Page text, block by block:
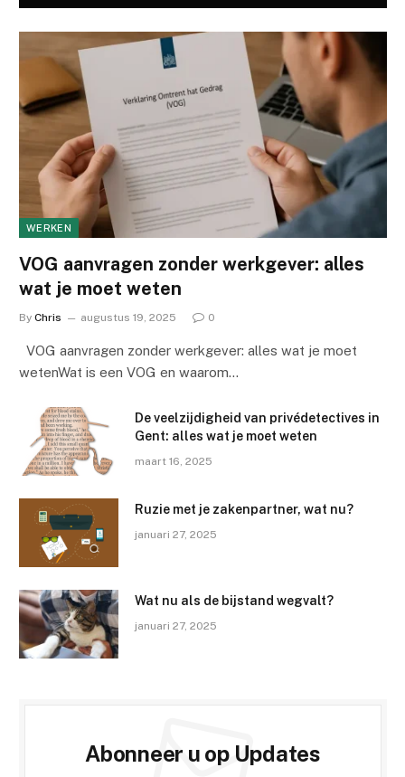
WERKEN
VOG aanvragen zonder werkgever: alles
wat je moet weten
By Chris augustus 19, 2025 0
VOG aanvragen zonder werkgever: alles wat je moet
wetenWat is een VOG en waarom…
De veelzijdigheid van privédetectives in
Gent: alles wat je moet weten
maart 16, 2025
Ruzie met je zakenpartner, wat nu?
januari 27, 2025
Wat nu als de bijstand wegvalt?
januari 27, 2025
Abonneer u op Updates